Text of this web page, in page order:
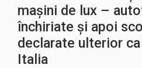
mașini de lux –
închiriate și apoi
declarate ulterior
Italia